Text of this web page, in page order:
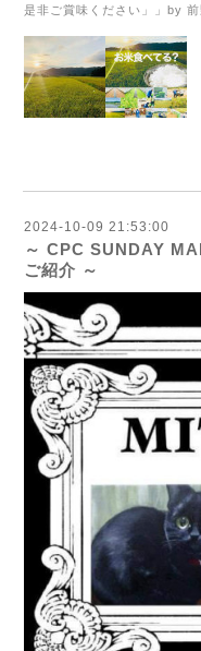
是非ご賞味ください」」by 前
2024-10-09 21:53:00
～ CPC SUNDAY
ご紹介 ～